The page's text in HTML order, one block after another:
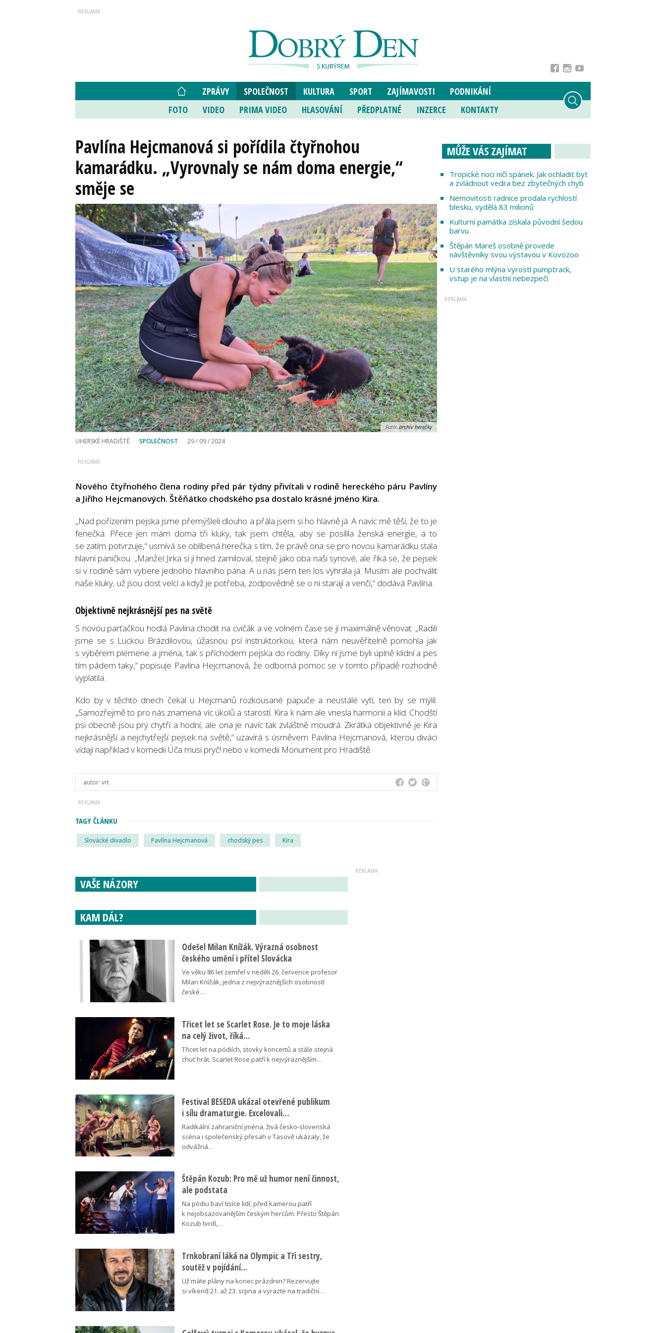
ZPRÁVY SPOLEČNOST KULTURA SPORT ZAJÍMAVOSTI
PODNIKÁNÍ
FOTO
VIDEO PRIMA VIDEO HLASOVÁNÍ PŘEDPLATNÉ INZERCE KONTAKTY
Pavlína Hejcmanová si pořídila čtyřnohou
kamarádku. „Vyrovnaly se nám doma energie,“
směje se
Foto:archiv herečky
UHERSKÉ HRADIŠTĚ SPOLEČNOST 29 / 09 / 2024
Nového čtyřnohého člena rodiny před pár týdny přivítali v rodině hereckého páru Pavlíny
a Jiřího Hejcmanových. Štěňátko chodského psa dostalo krásné jméno Kira.
„Nad pořízením pejska jsme přemýšleli dlouho a přála jsem si ho hlavně já. A navíc mě těší, že to je
fenečka. Přece jen mám doma tři kluky, tak jsem chtěla, aby se posílila ženská energie, a to
se zatím potvrzuje,“ usmívá se oblíbená herečka s tím, že právě ona se pro novou kamarádku stala
hlavní paničkou. „Manžel Jirka si ji hned zamiloval, stejně jako oba naši synové, ale říká se, že pejsek
si v rodině sám vybere jednoho hlavního pána. A u nás jsem ten los vyhrála já. Musím ale pochválit
naše kluky, už jsou dost velcí a když je potřeba, zodpovědně se o ni starají a venčí,“ dodává Pavlína.
Objektivně nejkrásnější pes na světě
S novou parťačkou hodlá Pavlína chodit na cvičák a ve volném čase se jí maximálně věnovat. „Radili
jsme se s Luckou Brázdilovou, úžasnou psí instruktorkou, která nám neuvěřitelně pomohla jak
s výběrem plemene a jména, tak s příchodem pejska do rodiny. Díky ní jsme byli úplně klidní a pes
tím pádem taky,“ popisuje Pavlína Hejcmanová, že odborná pomoc se v tomto případě rozhodně
vyplatila.
Kdo by v těchto dnech čekal u Hejcmanů rozkousané papuče a neustálé vytí, ten by se mýlil.
„Samozřejmě to pro nás znamená víc úkolů a starostí. Kira k nám ale vnesla harmonii a klid. Chodští
psi obecně jsou prý chytří a hodní, ale ona je navíc tak zvláštně moudrá. Zkrátka objektivně je Kira
nejkrásnější a nejchytřejší pejsek na světě,“ uzavírá s úsměvem Pavlína Hejcmanová, kterou diváci
vídají například v komedii Úča musí pryč! nebo v komedii Monument pro Hradiště.
autor: vrt
TAGY ČLÁNKU
Slovácké divadlo Pavlína Hejcmanová chodský pes Kira
MŮŽE VÁS ZAJÍMAT
Tropické noci ničí spánek. Jak ochladit byt
a zvládnout vedra bez zbytečných chyb
Nemovitosti radnice prodala rychlostí
blesku, vydělá 83 milionů
Kulturní památka získala původní šedou
barvu
Štěpán Mareš osobně provede
návštěvníky svou výstavou v Kovozoo
U starého mlýna vyrostl pumptrack,
vstup je na vlastní nebezpečí
VAŠE NÁZORY
KAM DÁL?
Odešel Milan Knížák. Výrazná osobnost
českého umění i přítel Slovácka
Ve věku 86 let zemřel v neděli 26. července profesor
Milan Knížák, jedna z nejvýraznějších osobností
české…
Třicet let se Scarlet Rose. Je to moje láska
na celý život, říká…
Třicet let na pódiích, stovky koncertů a stále stejná
chuť hrát. Scarlet Rose patří k nejvýraznějším…
Festival BESEDA ukázal otevřené publikum
i sílu dramaturgie. Excelovali…
Radikální zahraniční jména, živá česko-slovenská
scéna i společenský přesah v Tasově ukázaly, že
odvážná…
Štěpán Kozub: Pro mě už humor není činnost,
ale podstata
Na pódiu baví tisíce lidí, před kamerou patří
k nejobsazovanějším českým hercům. Přesto Štěpán
Kozub tvrdí,…
Trnkobraní láká na Olympic a Tři sestry,
soutěž v pojídání…
Už máte plány na konec prázdnin? Rezervujte
si víkend 21. až 23. srpna a vyrazte na tradiční…